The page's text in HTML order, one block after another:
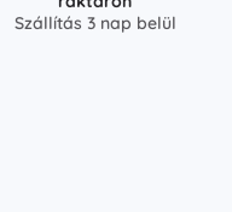
Szállítás 3 nap belül